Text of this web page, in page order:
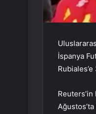
İspanya
Reuters’in
Ağustos’ta